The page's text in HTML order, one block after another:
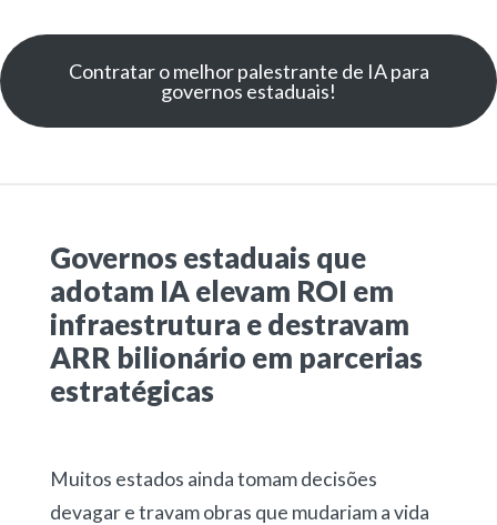
Contratar o melhor palestrante de IA para
governos estaduais!
Governos estaduais que
adotam IA elevam ROI em
infraestrutura e destravam
ARR bilionário em parcerias
estratégicas
Muitos estados ainda tomam decisões
devagar e travam obras que mudariam a vida